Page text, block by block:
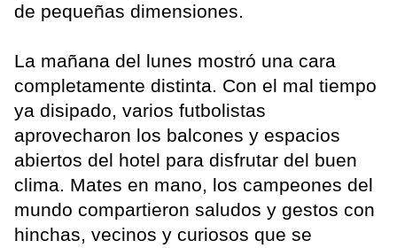
de pequeñas dimensiones.
La mañana del lunes mostró una cara
completamente distinta. Con el mal tiempo
ya disipado, varios futbolistas
aprovecharon los balcones y espacios
abiertos del hotel para disfrutar del buen
clima. Mates en mano, los campeones del
mundo compartieron saludos y gestos con
hinchas, vecinos y curiosos que se